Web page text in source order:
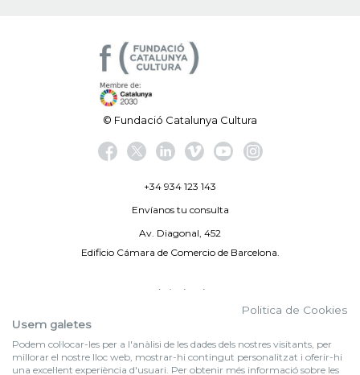
© Fundació Catalunya Cultura
+34 934 123 143
Envíanos tu consulta
Av. Diagonal, 452
Edificio Cámara de Comercio de Barcelona.
Aviso legal
By 100X100NET
Politica de Cookies
Usem galetes
Podem col·locar-les per a l'anàlisi de les dades dels nostres visitants, per
millorar el nostre lloc web, mostrar-hi contingut personalitzat i oferir-hi
una excel·lent experiència d'usuari. Per obtenir més informació sobre les